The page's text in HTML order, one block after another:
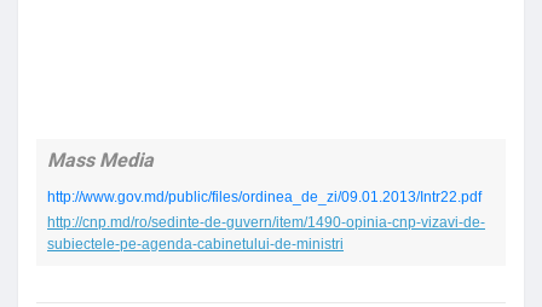
Mass Media
http://www.gov.md/public/files/ordinea_de_zi/09.01.2013/Intr22.pdf
http://cnp.md/ro/sedinte-de-guvern/item/1490-opinia-cnp-vizavi-de-
subiectele-pe-agenda-cabinetului-de-ministri